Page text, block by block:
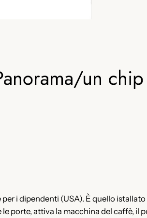
un
i dipendenti (USA). È quello
porte, attiva la macchina del caffè, il